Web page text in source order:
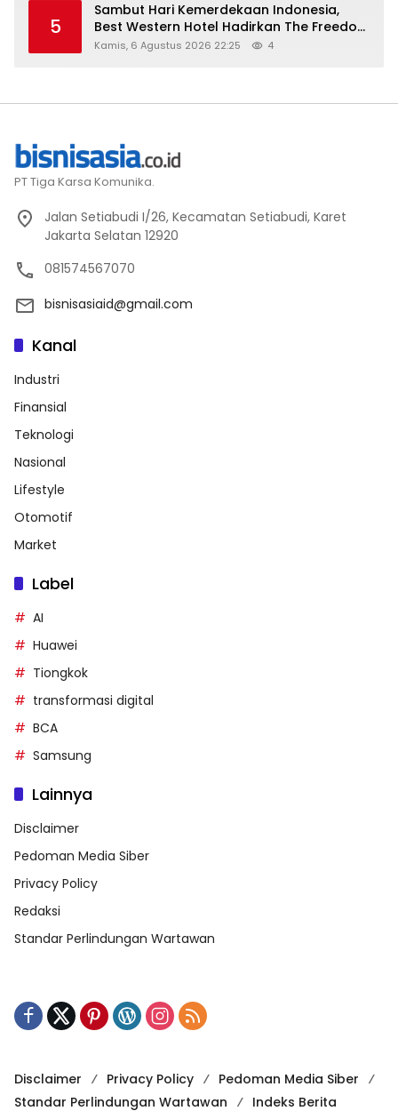
5
Sambut Hari Kemerdekaan Indonesia,
Best Western Hotel Hadirkan The Freedom
Stay Diskon Hingga 45%
Kamis, 6 Agustus 2026 22:25 4
PT Tiga Karsa Komunika.
Jalan Setiabudi I/26, Kecamatan Setiabudi, Karet
Jakarta Selatan 12920
081574567070
bisnisasiaid@gmail.com
Kanal
Industri
Finansial
Teknologi
Nasional
Lifestyle
Otomotif
Market
Label
AI
Huawei
Tiongkok
transformasi digital
BCA
Samsung
Lainnya
Disclaimer
Pedoman Media Siber
Privacy Policy
Redaksi
Standar Perlindungan Wartawan
Disclaimer Privacy Policy
Pedoman Media Siber
Standar Perlindungan Wartawan
Indeks Berita